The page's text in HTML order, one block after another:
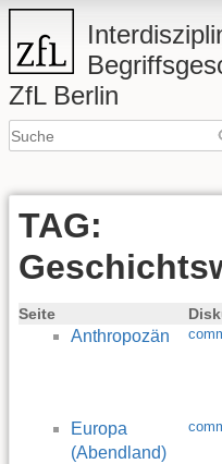
ZfL Berlin
TAG:
Seite
Anthropozän
Europa
(Abendland)